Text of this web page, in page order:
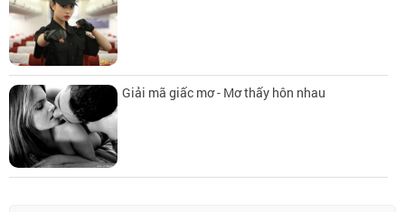
Giải mã giấc mơ - Mơ thấy hôn nhau